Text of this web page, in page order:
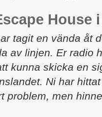
House
tagit en vända åt
av linjen. Er radio
kunna skicka en
Ni har
problem, men